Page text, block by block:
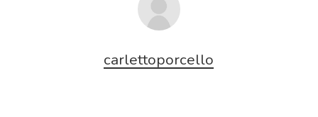
carlettoporcello